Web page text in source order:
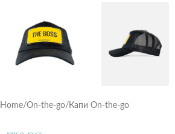
Home/On-the-go/ Капи On-the-go